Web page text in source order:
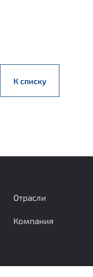
К списку
Отрасли
Компания